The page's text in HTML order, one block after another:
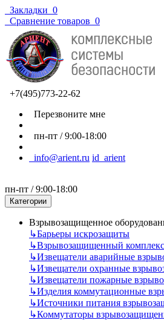
Закладки 0
Сравнение товаров 0
+7(495)773-22-62
Перезвоните мне
пн-пт / 9:00-18:00
info@arient.ru id_arient
пн-пт / 9:00-18:00
Категории
Взрывозащищенное
↳Барьеры искрозащиты
↳Взрывозащищенный
↳Извещатели аварийные
↳Извещатели охранные
↳Извещатели пожарные
↳Изделия коммутационные
↳Источники питания
↳Коммутаторы